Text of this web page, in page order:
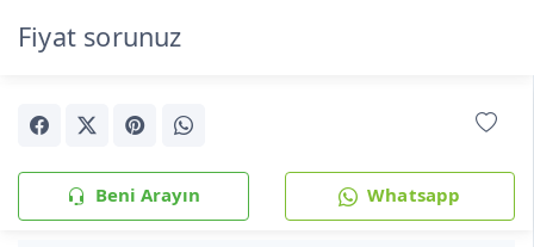
Fiyat sorunuz
Beni Arayın Whatsapp